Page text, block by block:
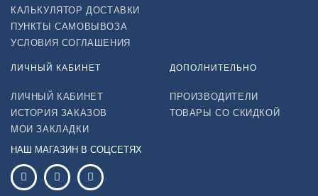
КАЛЬКУЛЯТОР ДОСТАВКИ
ПУНКТЫ САМОВЫВОЗА
УСЛОВИЯ СОГЛАШЕНИЯ
ЛИЧНЫЙ КАБИНЕТ
ЛИЧНЫЙ КАБИНЕТ
ИСТОРИЯ ЗАКАЗОВ
МОИ ЗАКЛАДКИ
ДОПОЛНИТЕЛЬНО
ПРОИЗВОДИТЕЛИ
ТОВАРЫ СО СКИДКОЙ
НАШ МАГАЗИН В СОЦСЕТЯХ